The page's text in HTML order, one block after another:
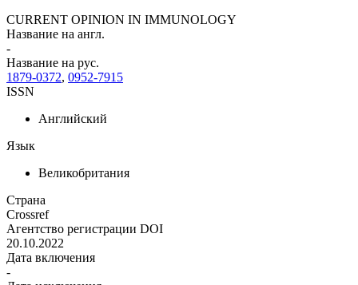
CURRENT OPINION IN IMMUNOLOGY
Название на англ.
-
Название на рус.
1879-0372, 0952-7915
ISSN
Английский
Язык
Великобритания
Страна
Crossref
Агентство регистрации DOI
20.10.2022
Дата включения
-